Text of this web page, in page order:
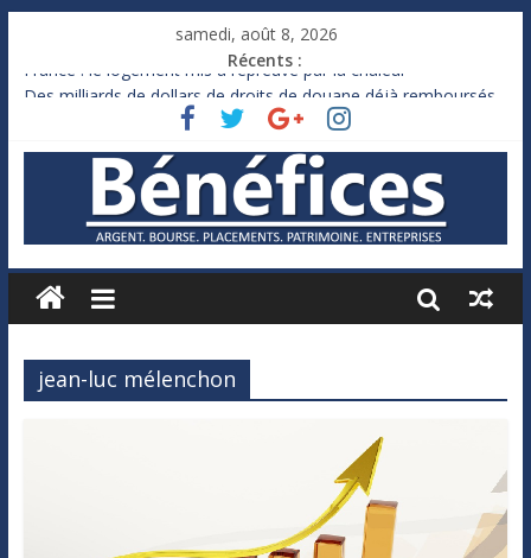
samedi, août 8, 2026
Récents :
France : le logement mis à l’épreuve par la chaleur
Des milliards de dollars de droits de douane déjà remboursés
Royaume-Uni : Andy Burnham recule sur l’impôt
Xavier Niel, le milliardaire qui ne touche presque rien
Ruée des fortunes russes vers l’étranger
jean-luc mélenchon